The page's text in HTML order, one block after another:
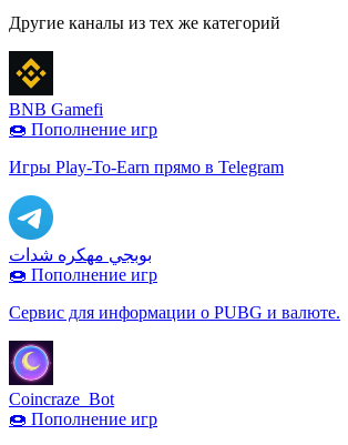
Другие каналы из тех же категорий
BNB Gamefi
🍩 Пополнение игр
Игры Play-To-Earn прямо в Telegram
بوبجي مهكره شدات
🍩 Пополнение игр
Сервис для информации о PUBG и валюте.
Coincraze_Bot
🍩 Пополнение игр